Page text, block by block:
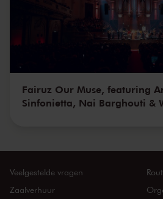
Fairuz Our Muse, featuring
Sinfonietta, Nai Barghouti &
Veelgestelde vragen
Zaalverhuur